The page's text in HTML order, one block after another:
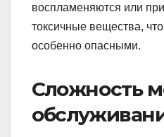
воспламеняются или
токсичные вещества,
особенно опасными.
Сложность